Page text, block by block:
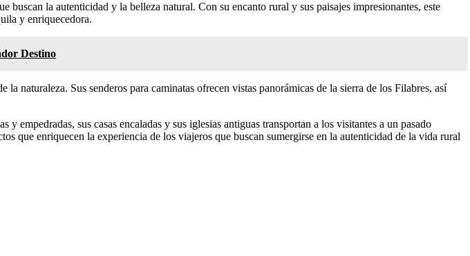
la autenticidad y la belleza natural. Con su encanto rural y sus paisajes impresionantes, este
y enriquecedora.
Destino
naturaleza. Sus senderos para caminatas ofrecen vistas panorámicas de la sierra de los Filabres, así
empedradas, sus casas encaladas y sus iglesias antiguas transportan a los visitantes a un pasado
que enriquecen la experiencia de los viajeros que buscan sumergirse en la autenticidad de la vida rural